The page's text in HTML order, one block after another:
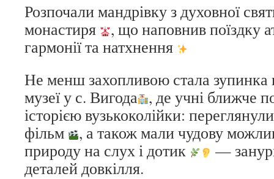
Розпочали мандрівку з духовної
монастиря
, що наповнив поїздку
гармонії та натхнення
Не менш захопливою стала зупинка
музеї у с. Вигода , де учні ближче
історією вузькоколійки:
фільм
, а також мали чудову
природу на слух і дотик
—
деталей довкілля.